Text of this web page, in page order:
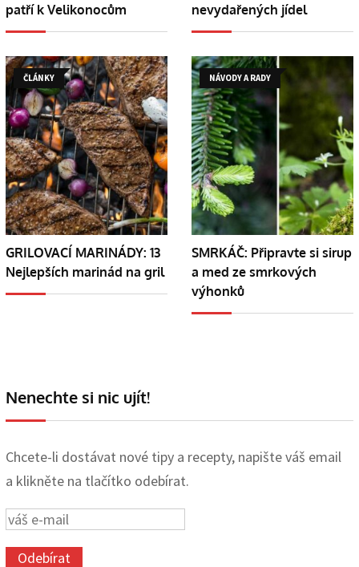
patří k Velikonocům
nevydařených jídel
ČLÁNKY
GRILOVACÍ MARINÁDY: 13
Nejlepších marinád na gril
NÁVODY A RADY
SMRKÁČ: Připravte si sirup
a med ze smrkových
výhonků
Nenechte si nic ujít!
Chcete-li dostávat nové tipy a recepty, napište váš email
a klikněte na tlačítko odebírat.